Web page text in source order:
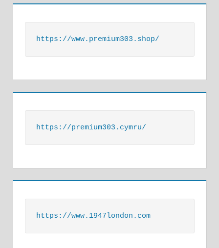
https://www.premium303.shop/
https://premium303.cymru/
https://www.1947london.com